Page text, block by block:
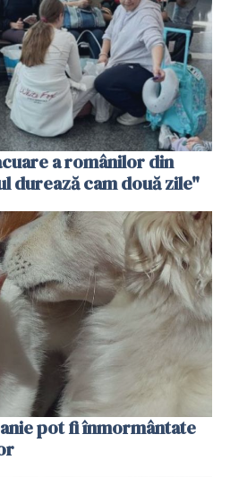
a românilor din
durează cam două zile"
pot fi înmormântate